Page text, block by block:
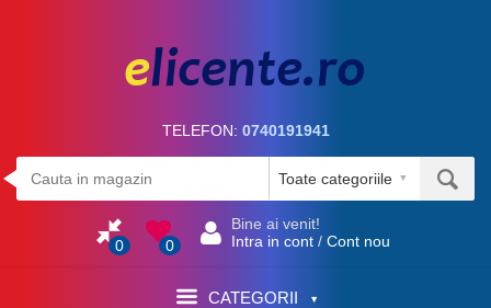
TELEFON: 0740191941
0 0
Bine ai venit!
Intra in cont / Cont nou
CATEGORII